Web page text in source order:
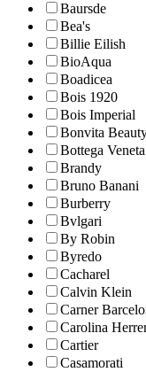
Baursde
Bea's
Billie Eilish
BioAqua
Boadicea
Bois 1920
Bois Imperial
Bonvita
Bottega Veneta
Brandy
Bruno Banani
Burberry
Bvlgari
By Robin
Byredo
Cacharel
Calvin Klein
Carner
Carolina
Cartier
Casamorati